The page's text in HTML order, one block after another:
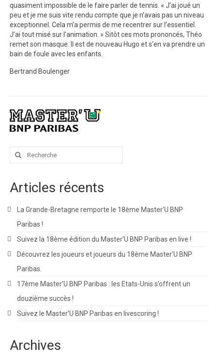
quasiment impossible de le faire parler de tennis. « J’ai joué un
peu et je me suis vite rendu compte que je n’avais pas un niveau
exceptionnel. Cela m’a permis de me recentrer sur l’essentiel.
J’ai tout misé sur l’animation. » Sitôt ces mots prononcés, Théo
remet son masque. Il est de nouveau Hugo et s’en va prendre un
bain de foule avec les enfants.
Bertrand Boulenger
Rechercher
Articles récents
La Grande-Bretagne remporte le 18ème Master’U BNP
Paribas !
Suivez la 18ème édition du Master’U BNP Paribas en live !
Découvrez les joueurs et joueurs du 18ème Master’U BNP
Paribas.
17ème Master’U BNP Paribas : les Etats-Unis s’offrent un
douzième succès !
Suivez le Master’U BNP Paribas en livescoring !
Archives